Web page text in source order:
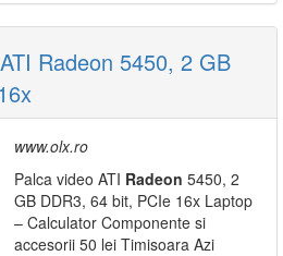
Radeon 5450, 2 GB
www.olx.ro
Palca video ATI Radeon 5450, 2
GB DDR3, 64 bit, PCIe 16x Laptop
– Calculator Componente si
accesorii 50 lei Timisoara Azi